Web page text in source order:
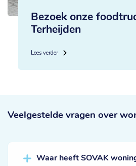
Bezoek onze
Terheijden
Lees verder
Veelgestelde vragen over
Waar heeft SOVAK